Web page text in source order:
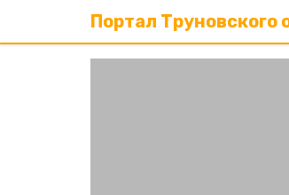
Портал Труновского